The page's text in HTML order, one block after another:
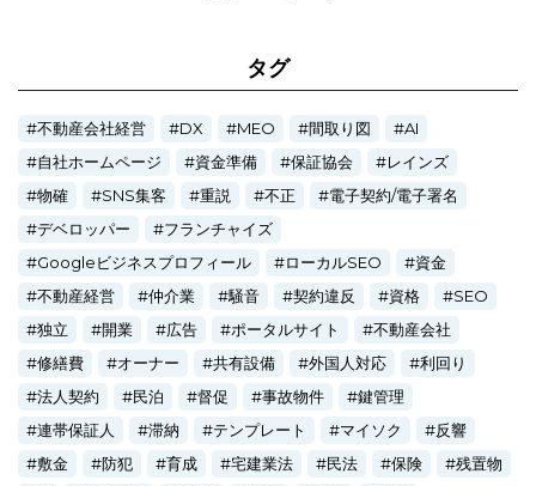
タグ
不動産会社経営 DX MEO 間取り図
AI
自社ホームページ
資金準備 保証協会
レインズ
物確
SNS集客 重説 不正
電子契約/電子署名
デベロッパー
フランチャイズ
Googleビジネスプロフィール
ローカルSEO
資金
不動産経営
仲介業 騒音 契約違反 資格
SEO
独立
開業 広告 ポータルサイト
不動産会社
修繕費
オーナー 共有設備 外国人対応
利回り
法人契約
民泊 督促 事故物件
鍵管理
連帯保証人
滞納 テンプレート マイソク
反響
敷金
防犯 育成 宅建業法 民法 保険
残置物